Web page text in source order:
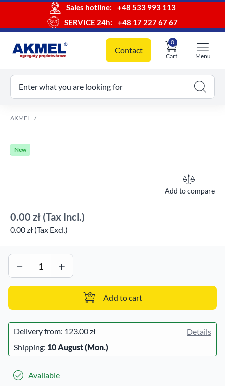
Sales hotline:
+48 533 993 113
SERVICE 24h:
+48 17 227 67 67
Contact
Cart
0
cart
Menu
Enter what you are looking for
AKMEL
New
Add to compare
0.00 zł (Tax Incl.)
0.00 zł (Tax Excl.)
− +
Add to cart
Delivery from: 123.00 zł
Details
Shipping: 10 August (Mon.)
Available